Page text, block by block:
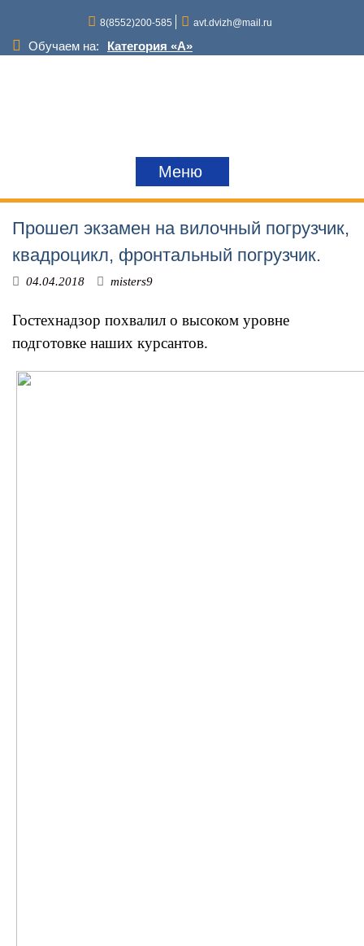
содержимому
8(8552)200-585 avt.dvizh@mail.ru
Обучаем на:
Категория «A»
Меню
Прошел экзамен на вилочный погрузчик,
квадроцикл, фронтальный погрузчик.
04.04.2018 misters9
Гостехнадзор похвалил о высоком уровне
подготовке наших курсантов.